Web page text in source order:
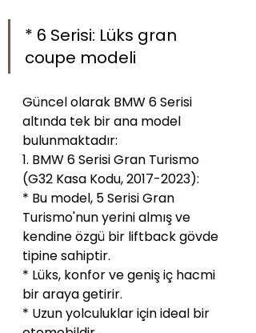
* 6 Serisi: Lüks gran
coupe modeli
Güncel olarak BMW 6 Serisi
altında tek bir ana model
bulunmaktadır:
1. BMW 6 Serisi Gran Turismo
(G32 Kasa Kodu, 2017-2023):
* Bu model, 5 Serisi Gran
Turismo'nun yerini almış ve
kendine özgü bir liftback gövde
tipine sahiptir.
* Lüks, konfor ve geniş iç hacmi
bir araya getirir.
* Uzun yolculuklar için ideal bir